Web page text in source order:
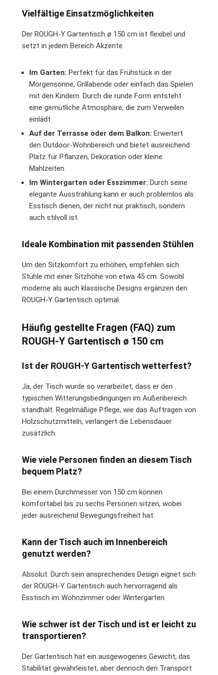
Vielfältige Einsatzmöglichkeiten
Der ROUGH-Y Gartentisch ø 150 cm ist flexibel und
setzt in jedem Bereich Akzente.
Im Garten: Perfekt für das Frühstück in der
Morgensonne, Grillabende oder einfach das Spielen
mit den Kindern. Durch die runde Form entsteht
eine gemütliche Atmosphäre, die zum Verweilen
einlädt.
Auf der Terrasse oder dem Balkon: Erweitert
den Outdoor-Wohnbereich und bietet ausreichend
Platz für Pflanzen, Dekoration oder kleine
Mahlzeiten.
Im Wintergarten oder Esszimmer: Durch seine
elegante Ausstrahlung kann er auch problemlos als
Esstisch dienen, der nicht nur praktisch, sondern
auch stilvoll ist.
Ideale Kombination mit passenden Stühlen
Um den Sitzkomfort zu erhöhen, empfehlen sich
Stühle mit einer Sitzhöhe von etwa 45 cm. Sowohl
moderne als auch klassische Designs ergänzen den
ROUGH-Y Gartentisch optimal.
Häufig gestellte Fragen (FAQ) zum
ROUGH-Y Gartentisch ø 150 cm
Ist der ROUGH-Y Gartentisch wetterfest?
Ja, der Tisch wurde so verarbeitet, dass er den
typischen Witterungsbedingungen im Außenbereich
standhält. Regelmäßige Pflege, wie das Auftragen von
Holzschutzmitteln, verlängert die Lebensdauer
zusätzlich.
Wie viele Personen finden an diesem Tisch
bequem Platz?
Bei einem Durchmesser von 150 cm können
komfortabel bis zu sechs Personen sitzen, wobei
jeder ausreichend Bewegungsfreiheit hat.
Kann der Tisch auch im Innenbereich
genutzt werden?
Absolut. Durch sein ansprechendes Design eignet sich
der ROUGH-Y Gartentisch auch hervorragend als
Esstisch im Wohnzimmer oder Wintergarten.
Wie schwer ist der Tisch und ist er leicht zu
transportieren?
Der Gartentisch hat ein ausgewogenes Gewicht, das
Stabilität gewährleistet, aber dennoch den Transport